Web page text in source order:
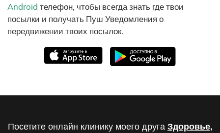
Android телефон, чтобы всегда знать где твои
посылки и получать Пуш Уведомления о
передвижении твоих посылок.
Посетите онлайн клинику моего друга Здоровье,